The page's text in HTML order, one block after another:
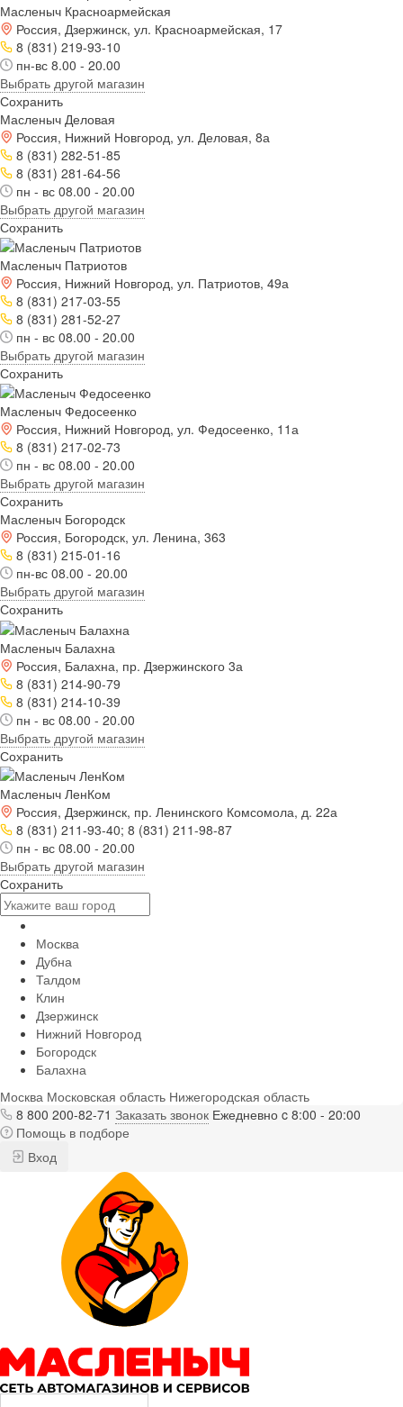
Масленыч Красноармейская
Россия, Дзержинск, ул. Красноармейская, 17
8 (831) 219-93-10
пн-вс 8.00 - 20.00
Выбрать другой магазин
Сохранить
Масленыч Деловая
Россия, Нижний Новгород, ул. Деловая, 8а
8 (831) 282-51-85
8 (831) 281-64-56
пн - вс 08.00 - 20.00
Выбрать другой магазин
Сохранить
Масленыч Патриотов
Россия, Нижний Новгород, ул. Патриотов, 49а
8 (831) 217-03-55
8 (831) 281-52-27
пн - вс 08.00 - 20.00
Выбрать другой магазин
Сохранить
Масленыч Федосеенко
Россия, Нижний Новгород, ул. Федосеенко, 11а
8 (831) 217-02-73
пн - вс 08.00 - 20.00
Выбрать другой магазин
Сохранить
Масленыч Богородск
Россия, Богородск, ул. Ленина, 363
8 (831) 215-01-16
пн-вс 08.00 - 20.00
Выбрать другой магазин
Сохранить
Масленыч Балахна
Россия, Балахна, пр. Дзержинского 3а
8 (831) 214-90-79
8 (831) 214-10-39
пн - вс 08.00 - 20.00
Выбрать другой магазин
Сохранить
Масленыч ЛенКом
Россия, Дзержинск, пр. Ленинского Комсомола, д. 22а
8 (831) 211-93-40; 8 (831) 211-98-87
пн - вс 08.00 - 20.00
Выбрать другой магазин
Сохранить
Москва
Дубна
Талдом
Клин
Дзержинск
Нижний Новгород
Богородск
Балахна
Москва Московская область Нижегородская область
8 800 200-82-71 Заказать звонок Ежедневно c 8:00 - 20:00
Помощь в подборе
Вход